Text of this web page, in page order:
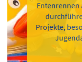
Entenrennen
Projekte,